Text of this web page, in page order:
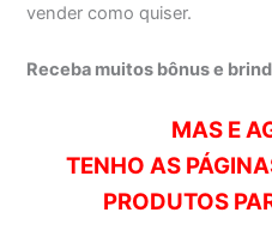
vender como quiser.
Receba muitos bônus e
MAS E
TENHO AS
PRODUTOS